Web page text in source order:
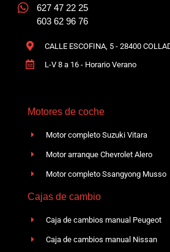
627 47 22 25
603 62 96 76
CALLE ESCOFINA, 5 - 28400
L-V 8 a 16 - Horario Verano
Motores de coche
Motor completo Suzuki Vitara
Motor arranque Chevrolet Alero
Motor completo Ssangyong Musso
Cajas de cambio
Caja de cambios manual Peugeot
Caja de cambios manual Nissan